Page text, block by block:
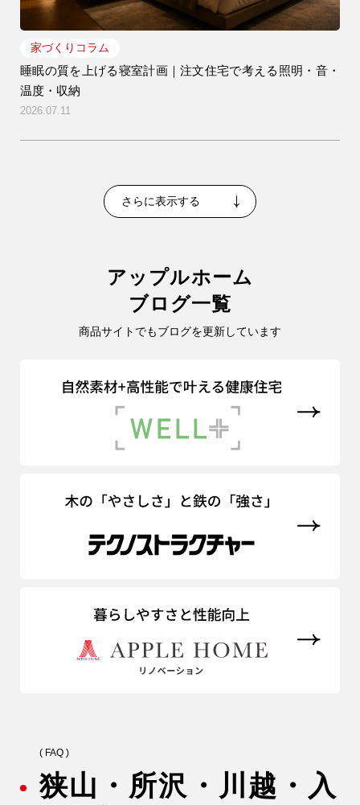
家づくりコラム
睡眠の質を上げる寝室計画｜注文住宅で考える照明・音・
温度・収納
2026.07.11
さらに表示する
アップルホーム
ブログ一覧
商品サイトでもブログを更新しています
( FAQ )
狭山・所沢・川越・入